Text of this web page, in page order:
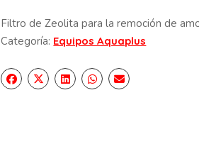
Filtro de Zeolita para la remoción de
Categoría: Equipos Aquaplus